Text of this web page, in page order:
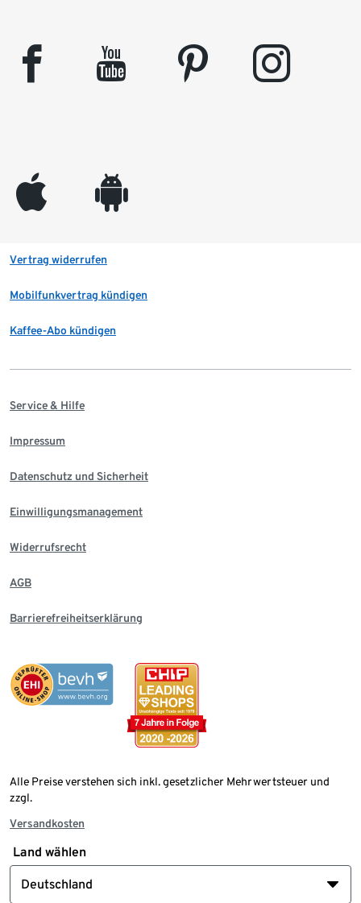
facebook youtube pinterest instagram
appleinc android
Vertrag widerrufen
Mobilfunkvertrag kündigen
Kaffee-Abo kündigen
Service & Hilfe
Impressum
Datenschutz und Sicherheit
Einwilligungsmanagement
Widerrufsrecht
AGB
Barrierefreiheitserklärung
Alle Preise verstehen sich inkl. gesetzlicher Mehrwertsteuer und
zzgl.
Versandkosten
Land wählen
Deutschland